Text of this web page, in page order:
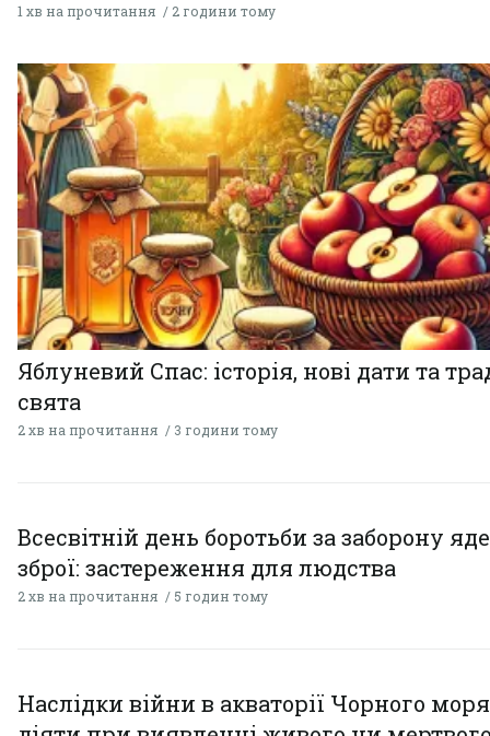
1 хв на прочитання 2 години тому
Яблуневий Спас: історія, нові дати та
свята
2 хв на прочитання 3 години тому
Всесвітній день боротьби за заборону
зброї: застереження для людства
2 хв на прочитання 5 годин тому
Наслідки війни в акваторії Чорного